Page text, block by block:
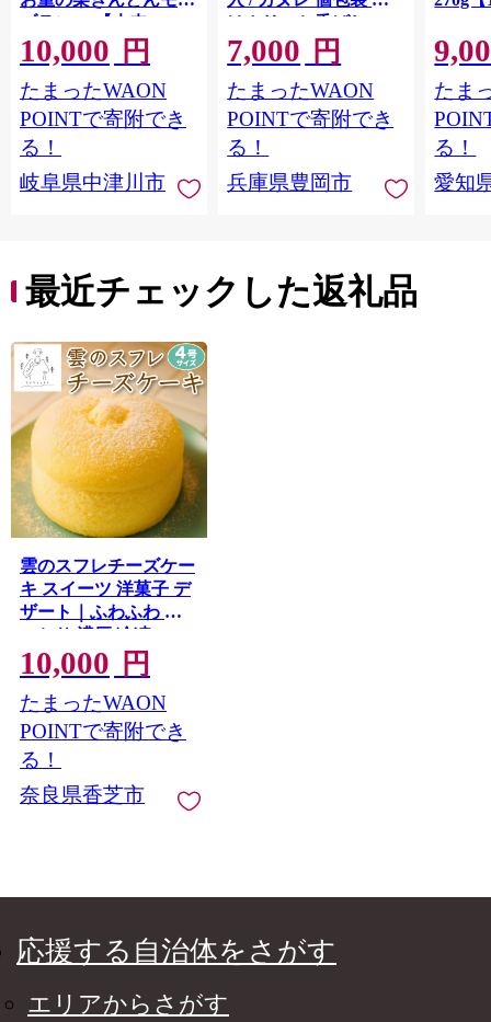
ブラン」 【未来のご
褒美】スイーツ 栗 モ
ンブラン くりきんと
ん デザート ご褒美 お
取り寄せ くり お菓子
10,000 円
たまったWAON
POINTで寄附でき
る！
岐阜県中津川市
はカリッと香ばしい
中はもっちり ラム酒
バニラ お取り寄せ ス
イーツ 焼き菓子 詰め
合わせ ホワイトデー
お返し 冷凍 手作り 化
粧箱入り ギフト TAS
BAKE
7,000 円
たまったWAON
POINTで寄附でき
る！
兵庫県豊岡市
たま
る！
愛知
最近チェックした返礼品
雲のスフレチーズケー
キ スイーツ 洋菓子 デ
ザート｜ふわふわ し
っとり 濃厚 冷凍
[3266]
10,000 円
たまったWAON
POINTで寄附でき
る！
奈良県香芝市
応援する自治体をさがす
エリアからさがす